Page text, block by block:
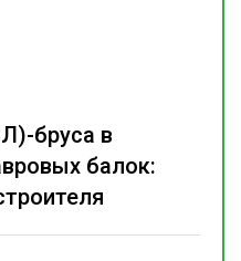
бруса в
балок: